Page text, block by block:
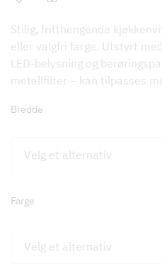
Stilig, fritthengende
eller valgfri farge. Utstyrt
LED-belysning og
metallfilter – kan tilpasses
Bredde
Farge